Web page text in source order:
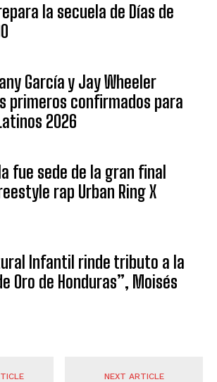
la secuela de Días de
García y Jay Wheeler
primeros confirmados para
2026
fue sede de la gran final
rap Urban Ring X
Infantil rinde tributo a la
Oro de Honduras”, Moisés
NEXT ARTICLE